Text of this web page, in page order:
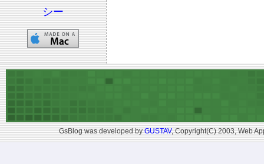
シー
GsBlog was developed byGUSTAV, Copyright(C) 2003, Web